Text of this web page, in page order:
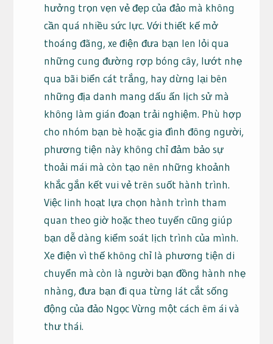
hưởng trọn vẹn vẻ đẹp của đảo mà không
cần quá nhiều sức lực. Với thiết kế mở
thoáng đãng, xe điện đưa bạn len lỏi qua
những cung đường rợp bóng cây, lướt nhẹ
qua bãi biển cát trắng, hay dừng lại bên
những địa danh mang dấu ấn lịch sử mà
không làm gián đoạn trải nghiệm. Phù hợp
cho nhóm bạn bè hoặc gia đình đông người,
phương tiện này không chỉ đảm bảo sự
thoải mái mà còn tạo nên những khoảnh
khắc gắn kết vui vẻ trên suốt hành trình.
Việc linh hoạt lựa chọn hành trình tham
quan theo giờ hoặc theo tuyến cũng giúp
bạn dễ dàng kiểm soát lịch trình của mình.
Xe điện vì thế không chỉ là phương tiện di
chuyển mà còn là người bạn đồng hành nhẹ
nhàng, đưa bạn đi qua từng lát cắt sống
động của đảo Ngọc Vừng một cách êm ái và
thư thái.